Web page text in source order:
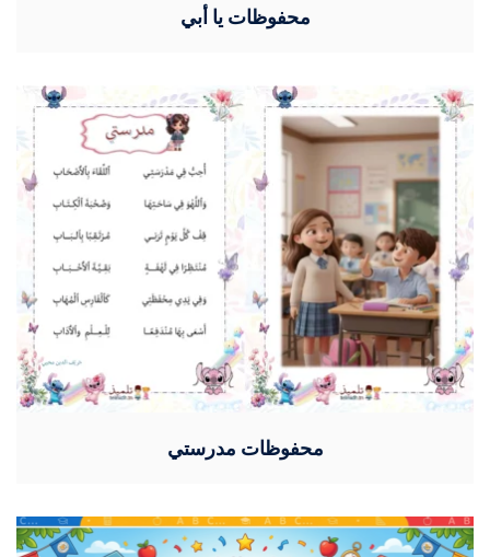
محفوظات يا أبي
محفوظات مدرستي